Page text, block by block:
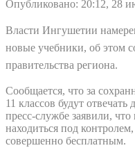
Опубликовано: 20:12, 28
Власти Ингушетии
новые учебники, об этом
правительства региона.
Сообщается, что за
11 классов будут
пресс-службе заявили,
находиться под
совершенно бесплатным.